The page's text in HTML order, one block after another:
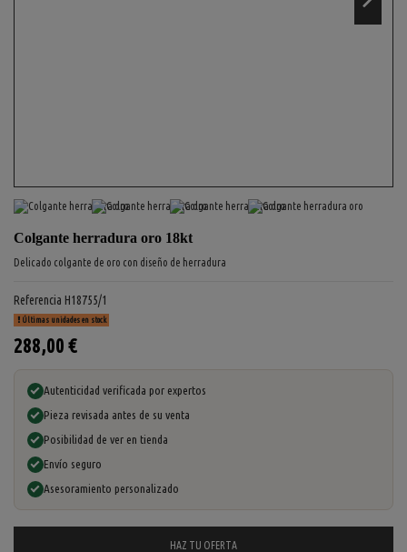
Colgante herradura oro 18kt
Delicado colgante de oro con diseño de herradura
Referencia H18755/1
Últimas unidades en stock
288,00 €
Autenticidad verificada por expertos
Pieza revisada antes de su venta
Posibilidad de ver en tienda
Envío seguro
Asesoramiento personalizado
HAZ TU OFERTA